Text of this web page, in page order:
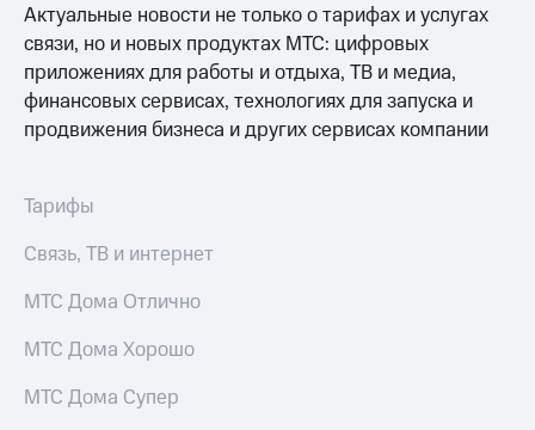
МТС
о технологиях
Достижения
Контакты
Новости
регионе
и акционерам
Актуальные новости не только о тарифах и услугах
связи, но и новых продуктах МТС: цифровых
приложениях для работы и отдыха, ТВ и медиа,
финансовых сервисах, технологиях для запуска и
продвижения бизнеса и других сервисах компании
Тарифы
Связь, ТВ и интернет
МТС Дома Отлично
МТС Дома Хорошо
МТС Дома Супер